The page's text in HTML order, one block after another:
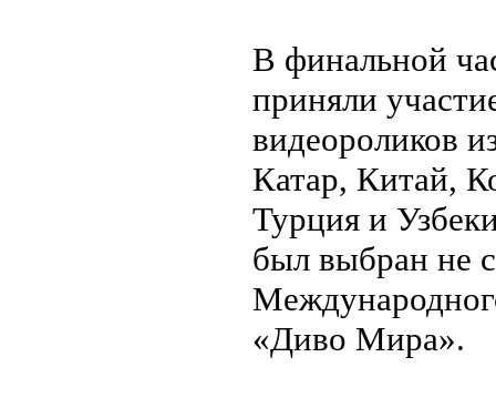
В финальной
приняли
видеороликов
Катар, Китай,
Турция и
был выбран не
«Диво Мира».